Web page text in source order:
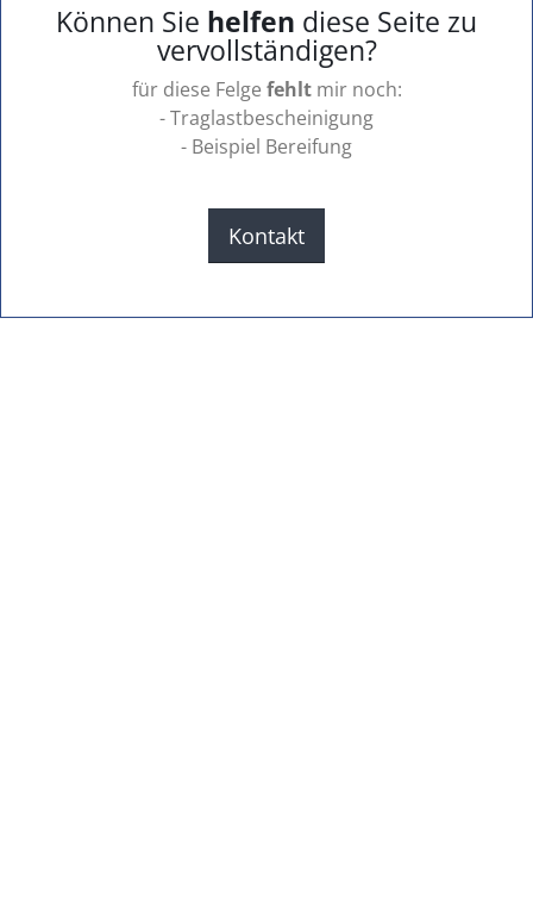
Können Sie helfen diese Seite zu
vervollständigen?
für diese Felge fehltmir noch:
- Traglastbescheinigung
- Beispiel Bereifung
Kontakt